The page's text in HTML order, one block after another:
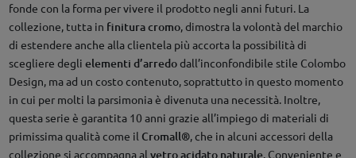
fonde con la forma per vivere il prodotto negli anni futuri. La
collezione, tutta in finitura cromo, dimostra la volontà del marchio
di estendere anche alla clientela più accorta la possibilità di
scegliere degli elementi d’arredodall’inconfondibile stile Colombo
Design, ma ad un costo contenuto, soprattutto in questo momento
in cui per molti la parsimonia è divenuta una necessità. Inoltre,
questa serie è garantita 10 anni grazie all’impiego di materiali di
primissima qualità come il Cromall®, che in alcuni accessori della
collezione si accompagna al vetro acidato naturale. Conveniente e